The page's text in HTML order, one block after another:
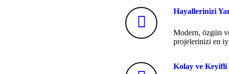
Hayallerinizi
Modern, özgün
projelerinizi en
Kolay ve Keyifli